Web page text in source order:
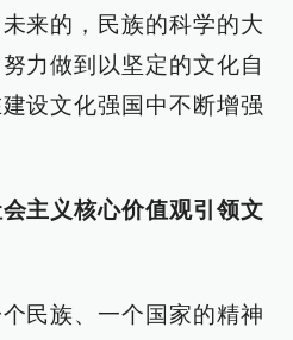
来的，民族的科学的大
力做到以坚定的文化自
设文化强国中不断增强
会主义核心价值观引领文
民族、一个国家的精神